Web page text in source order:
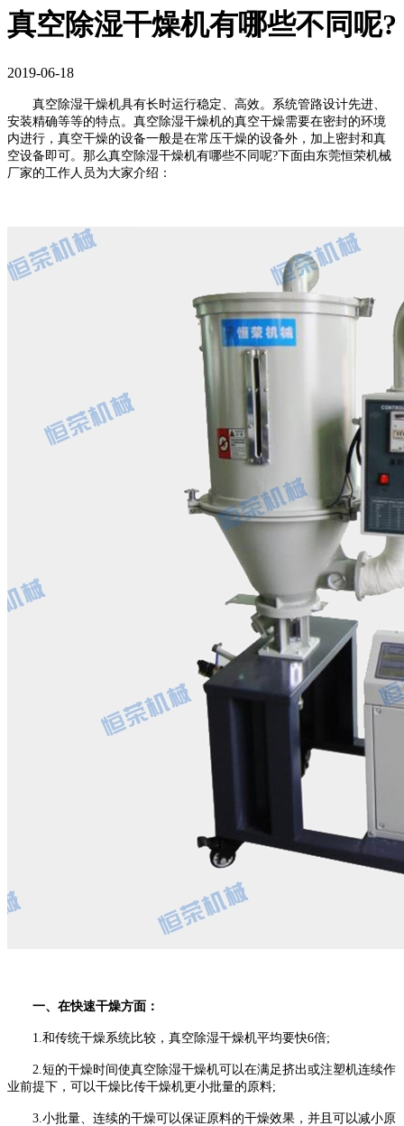
真空除湿干燥机有哪些不同呢?
2019-06-18
真空除湿干燥机具有长时运行稳定、高效。系统管路设计先进、
安装精确等等的特点。真空除湿干燥机的真空干燥需要在密封的环境
内进行，真空干燥的设备一般是在常压干燥的设备外，加上密封和真
空设备即可。那么真空除湿干燥机有哪些不同呢?下面由东莞恒荣机械
厂家的工作人员为大家介绍：
一、在快速干燥方面：
1.和传统干燥系统比较，真空除湿干燥机平均要快6倍;
2.短的干燥时间使真空除湿干燥机可以在满足挤出或注塑机连续作
业前提下，可以干燥比传干燥机更小批量的原料;
3.小批量、连续的干燥可以保证原料的干燥效果，并且可以减小原